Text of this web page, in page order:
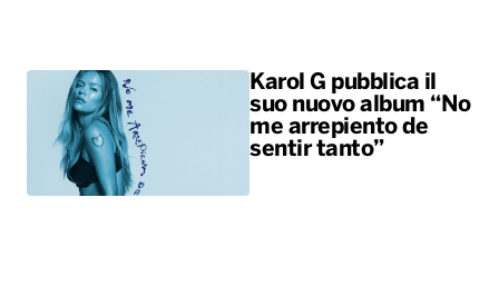
Karol G pubblica il
suo nuovo album “No
me arrepiento de
sentir tanto”